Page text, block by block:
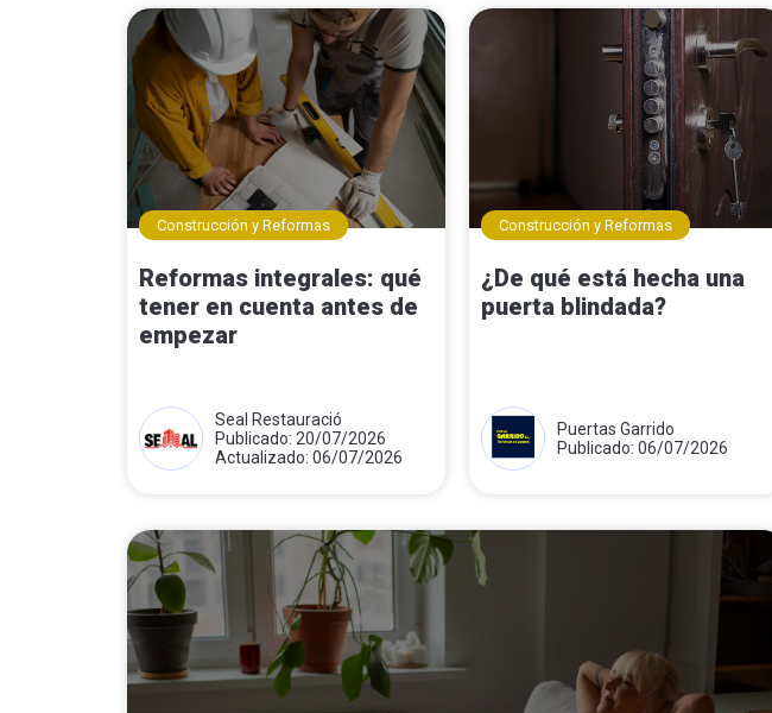
Construcción y Reformas
Reformas integrales: qué
tener en cuenta antes de
empezar
Seal Restauració
Publicado: 20/07/2026
Actualizado: 06/07/2026
Construcción y Reformas
¿De qué está hecha una
puerta blindada?
Puertas Garrido
Publicado: 06/07/2026